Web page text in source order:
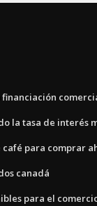
la tasa de interés
para comprar
canadá
para el